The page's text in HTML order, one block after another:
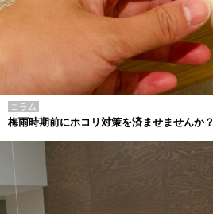
コラム
梅雨時期前にホコリ対策を済ませませんか？